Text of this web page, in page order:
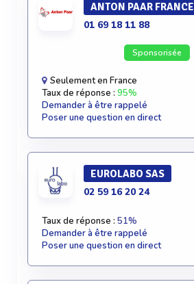
ANTON PAAR FRANCE
01 69 18 11 88
Sponsorisée
Seulement en France
Taux de réponse : 95%
Demander à être rappelé
Poser une question en direct
EUROLABO SAS
02 59 16 20 24
Taux de réponse : 51%
Demander à être rappelé
Poser une question en direct